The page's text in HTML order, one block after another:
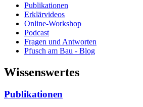
Publikationen
Erklärvideos
Online-Workshop
Podcast
Fragen und Antworten
Pfusch am Bau - Blog
Wissenswertes
Publikationen